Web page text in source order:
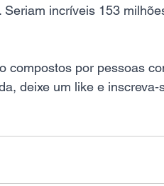
incríveis 153
compostos por pessoas
deixe um like e